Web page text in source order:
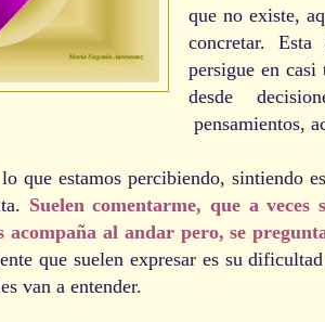
que no existe,
concretar.
persigue en casi
desde
pensamientos,
que estamos percibiendo, sintiendo
Suelen comentarme, que a veces
acompaña al andar pero, se
que suelen expresar es su
van a entender.